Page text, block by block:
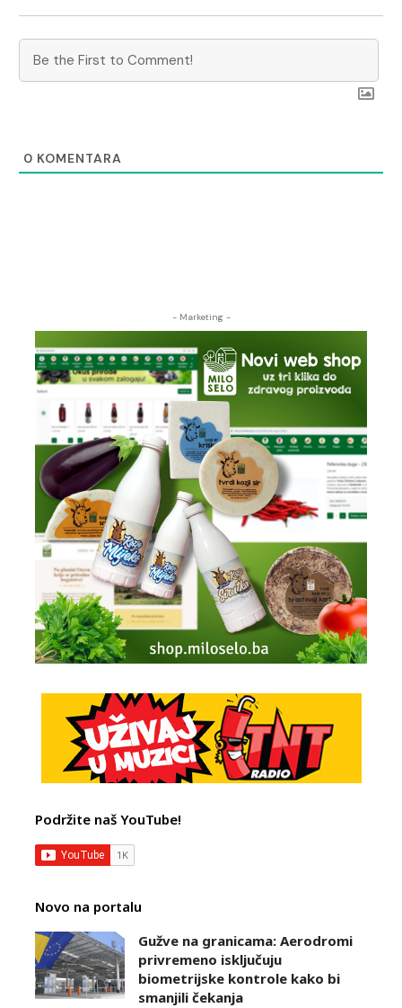
0 KOMENTARA
- Marketing -
Podržite naš YouTube!
Novo na portalu
Gužve na granicama: Aerodromi
privremeno isključuju
biometrijske kontrole kako bi
smanjili čekanja